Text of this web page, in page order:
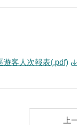
遊客人次報表(.pdf)
上